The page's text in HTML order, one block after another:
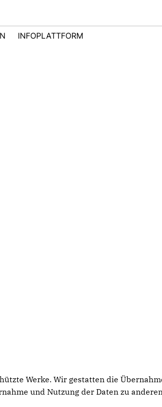
INFOPLATTFORM
Werke. Wir gestatten die
und Nutzung der Daten zu